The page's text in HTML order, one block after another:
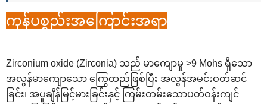
ကုန်ပစ္စည်းအကြောင်းအရာ
Zirconium oxide (Zirconia) သည် မာကျောမှု >9 Mohs ရှိသော
အလွန်မာကျောသော ကြွေထည်ဖြစ်ပြီး အလွန်အမင်းဝတ်ဆင်
ခြင်း၊ အပူချိန်မြင့်မားခြင်းနှင့် ကြမ်းတမ်းသောပတ်ဝန်းကျင်